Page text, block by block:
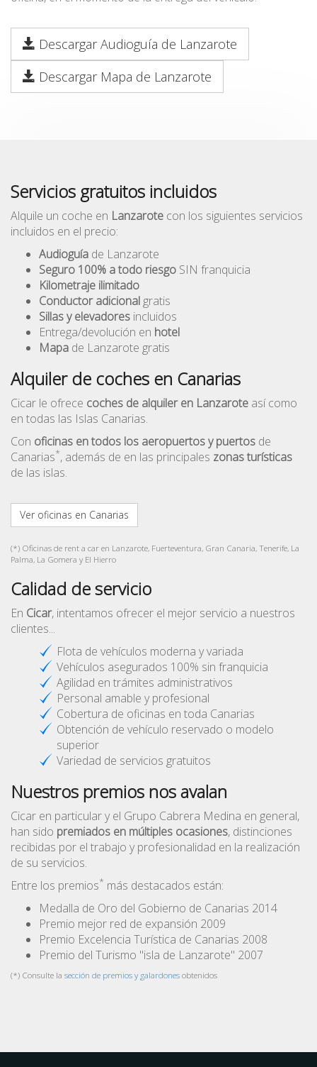
Descargar Audioguía de Lanzarote
Descargar Mapa de Lanzarote
Servicios gratuitos incluidos
Alquile un coche en Lanzarote con los siguientes servicios
incluidos en el precio:
Audioguía de Lanzarote
Seguro 100% a todo riesgo SIN franquicia
Kilometraje ilimitado
Conductor adicionalgratis
Sillas y elevadores incluidos
Entrega/devolución en hotel
Mapa de Lanzarote gratis
Alquiler de coches en Canarias
Cicar le ofrece coches de alquiler en Lanzarote así como
en todas las Islas Canarias.
Con oficinas en todos los aeropuertos y puertos de
Canarias*, además de en las principales zonas turísticas
de las islas.
Ver oficinas en Canarias
(*) Oficinas de rent a car en Lanzarote, Fuerteventura, Gran Canaria, Tenerife, La
Palma, La Gomera y El Hierro
Calidad de servicio
En Cicar, intentamos ofrecer el mejor servicio a nuestros
clientes...
Flota de vehículos moderna y variada
Vehículos asegurados 100% sin franquicia
Agilidad en trámites administrativos
Personal amable y profesional
Cobertura de oficinas en toda Canarias
Obtención de vehículo reservado o modelo
superior
Variedad de servicios gratuitos
Nuestros premios nos avalan
Cicar en particular y el Grupo Cabrera Medina en general,
han sido premiados en múltiples ocasiones, distinciones
recibidas por el trabajo y profesionalidad en la realización
de su servicios.
Entre los premios* más destacados están:
Medalla de Oro del Gobierno de Canarias 2014
Premio mejor red de expansión 2009
Premio Excelencia Turística de Canarias 2008
Premio del Turismo "isla de Lanzarote" 2007
(*) Consulte la sección de premios y galardones obtenidos